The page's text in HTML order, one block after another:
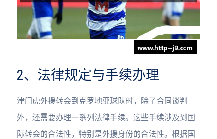
2、法律规定与手续办理
津门虎外援转会到克罗地亚球队时，除了合同谈判
外，还需要办理一系列法律手续。这些手续涉及到国
际转会的合法性，特别是外援身份的合法性。根据国